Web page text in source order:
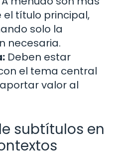
el título principal,
solo la
necesaria.
Deben estar
el tema central
valor al
subtítulos en